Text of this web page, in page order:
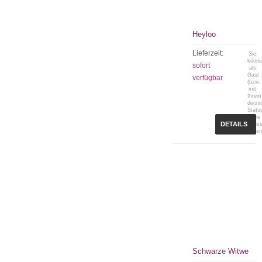
Heyloo
Lieferzeit:
sofort
verfügbar
Sie
als
Gast
(bzw.
mit
Ihrem
keine
DETAILS
Schwarze Witwe